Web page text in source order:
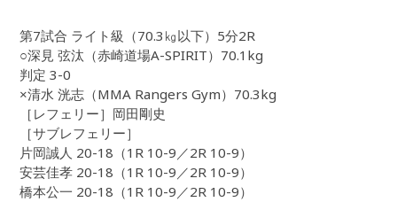
第7試合 ライト級（70.3㎏以下）5分2R
○深見 弦汰（赤崎道場A-SPIRIT）70.1kg
判定 3-0
×清水 洸志（MMA Rangers Gym）70.3kg
［レフェリー］岡田剛史
［サブレフェリー］
片岡誠人 20-18（1R 10-9／2R 10-9）
安芸佳孝 20-18（1R 10-9／2R 10-9）
橋本公一 20-18（1R 10-9／2R 10-9）